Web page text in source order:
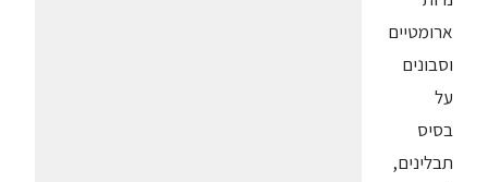
ארומטיים
וסבונים
על
בסיס
תבלינים,